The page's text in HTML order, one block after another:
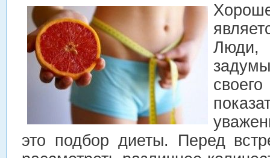
Люди,
это подбор диеты. Перед